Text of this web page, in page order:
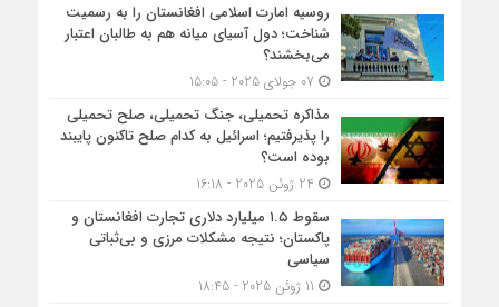
روسیه امارت اسلامی افغانستان را به رسمیت
شناخت؛ دول آسیای میانه هم به طالبان اعتبار
می‎‌بخشند؟
مذاکره تحمیلی، جنگ تحمیلی، صلح تحمیلی
را پذیرفتیم؛ اسرائیل به کدام صلح تاکنون پایبند
بوده است؟
سقوط ۱.۵ میلیارد دلاری تجارت افغانستان و
پاکستان؛ نتیجه مشکلات مرزی و بی‌ثباتی
سیاسی